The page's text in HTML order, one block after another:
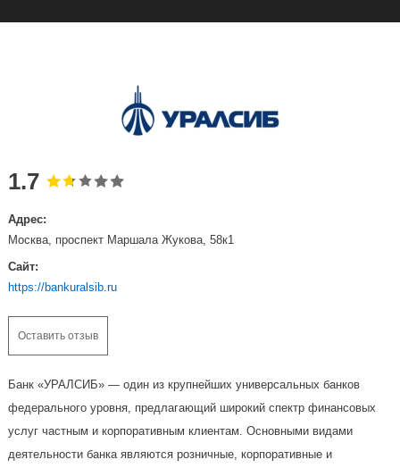
1.7
Адрес:
Москва, проспект Маршала Жукова, 58к1
Сайт:
https://bankuralsib.ru
Оставить отзыв
Банк «УРАЛСИБ» — один из крупнейших универсальных банков
федерального уровня, предлагающий широкий спектр финансовых
услуг частным и корпоративным клиентам. Основными видами
деятельности банка являются розничные, корпоративные и